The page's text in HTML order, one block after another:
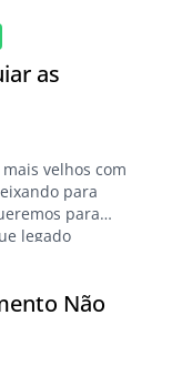
Para o
as
velhos com
para
para
legado
cuidado e na
Não